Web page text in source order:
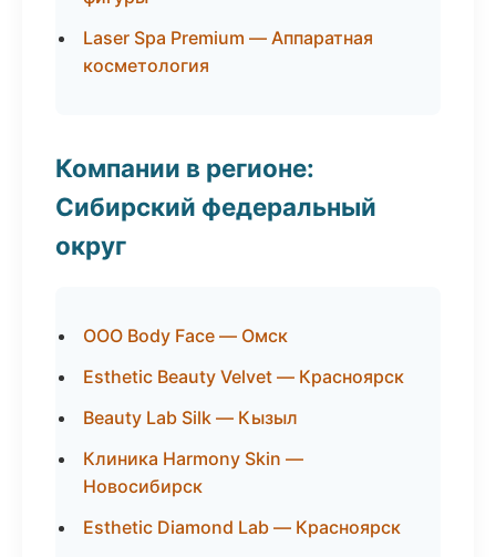
Laser Spa Premium — Аппаратная
косметология
Компании в регионе:
Сибирский федеральный
округ
ООО Body Face — Омск
Esthetic Beauty Velvet — Красноярск
Beauty Lab Silk — Кызыл
Клиника Harmony Skin —
Новосибирск
Esthetic Diamond Lab — Красноярск